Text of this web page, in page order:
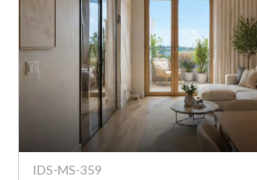
IDS-MS-359